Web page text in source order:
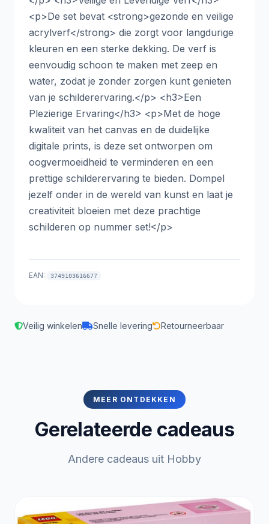
<p>De set bevat <strong>gezonde en veilige
acrylverf</strong> die zorgt voor langdurige
kleuren en een sterke dekking. De verf is
eenvoudig schoon te maken met zeep en
water, zodat je zonder zorgen kunt genieten
van je schilderervaring.</p> <h3>Een
Plezierige Ervaring</h3> <p>Met de hoge
kwaliteit van het canvas en de duidelijke
digitale prints, is deze set ontworpen om
oogvermoeidheid te verminderen en een
prettige schilderervaring te bieden. Dompel
jezelf onder in de wereld van kunst en laat je
creativiteit bloeien met deze prachtige
schilderen op nummer set!</p>
EAN: 3749103616677
Veilig winkelen Snelle levering Retourneerbaar
MEER ONTDEKKEN
Gerelateerde cadeaus
Andere cadeaus uit Hobby